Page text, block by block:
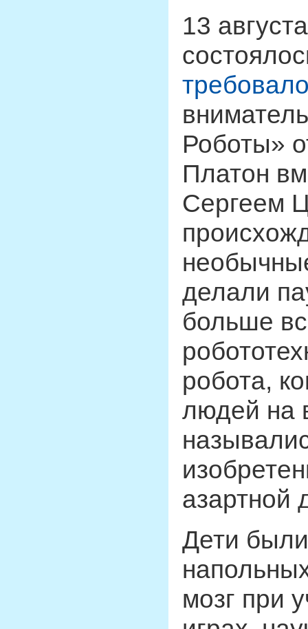
13
Роботы»
Платон
Сергеем
делали
больше
робота,
людей на
азартной
Дети были
мозг при